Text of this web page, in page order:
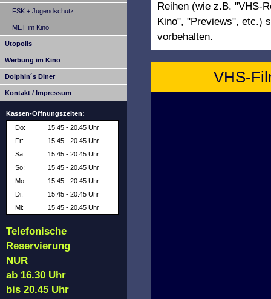
FSK + Jugendschutz
MET im Kino
Utopolis
Werbung im Kino
Dolphin´s Diner
Kontakt / Impressum
Kassen-Öffnungszeiten:
Do:
15.45 - 20.45 Uhr
Fr:
15.45 - 20.45 Uhr
Sa:
15.45 - 20.45 Uhr
So:
15.45 - 20.45 Uhr
Mo:
15.45 - 20.45 Uhr
Di:
15.45 - 20.45 Uhr
Mi:
15.45 - 20.45 Uhr
Telefonische
Reservierung
NUR
ab 16.30 Uhr
bis 20.45 Uhr
Reihen (wie z.B. "VHS-
Kino", "Previews", etc.)
vorbehalten.
VHS-